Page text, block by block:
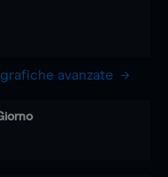
avanzate